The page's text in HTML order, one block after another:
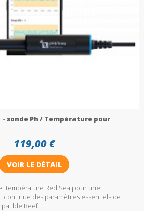
- sonde Ph / Température pour
119,00 €
VOIR LE DÉTAIL
température Red Sea pour une
continue des paramètres essentiels de
Reef...